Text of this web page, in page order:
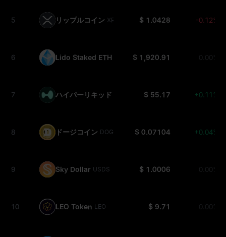
5 リップルコイン XRP $ 1.0428 -0.12%
6 Lido Staked ETH STETH$ 1,920.91 0.00%
7 ハイパーリキッド $ 55.17 +0.11%
8 ドージコイン DOGE $ 0.07104 +0.04%
9 Sky Dollar USDS $ 1.0006 0.00%
10 LEO Token LEO $ 9.71 0.00%